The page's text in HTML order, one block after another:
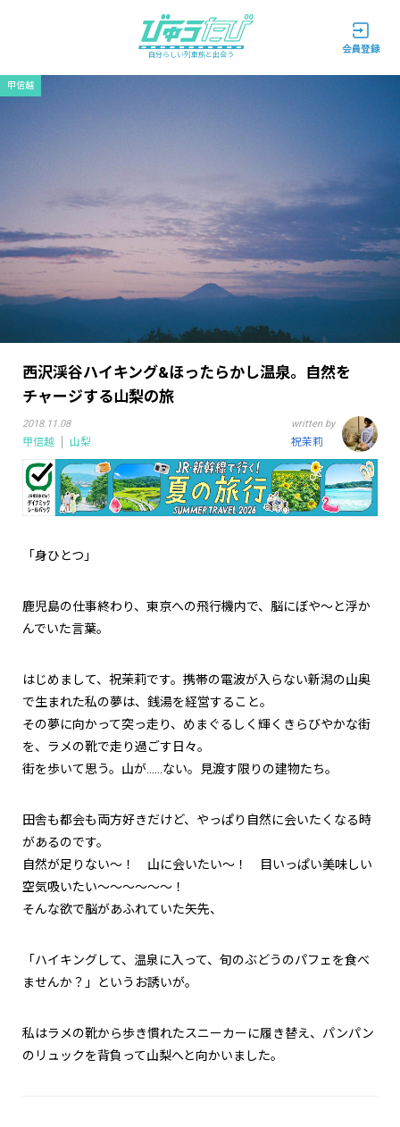
自分らしい列車旅と出会う
甲信越
西沢渓谷ハイキング&ほったらかし温泉。自然を
チャージする山梨の旅
2018.11.08
甲信越 山梨
written by
祝茉莉
「身ひとつ」
鹿児島の仕事終わり、東京への飛行機内で、脳にぼや～と浮か
んでいた言葉。
はじめまして、祝茉莉です。携帯の電波が入らない新潟の山奥
で生まれた私の夢は、銭湯を経営すること。
その夢に向かって突っ走り、めまぐるしく輝くきらびやかな街
を、ラメの靴で走り過ごす日々。
街を歩いて思う。山が……ない。見渡す限りの建物たち。
田舎も都会も両方好きだけど、やっぱり自然に会いたくなる時
があるのです。
自然が足りない～！ 山に会いたい～！ 目いっぱい美味しい
空気吸いたい～～～～～～！
そんな欲で脳があふれていた矢先、
「ハイキングして、温泉に入って、旬のぶどうのパフェを食べ
ませんか？」というお誘いが。
私はラメの靴から歩き慣れたスニーカーに履き替え、パンパン
のリュックを背負って山梨へと向かいました。